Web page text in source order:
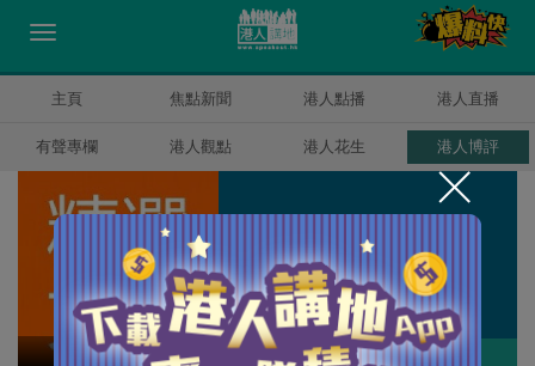
主頁 焦點新聞 港人點播 港人直播
有聲專欄 港人觀點 港人花生 港人博評
精選文章 作者其他博評